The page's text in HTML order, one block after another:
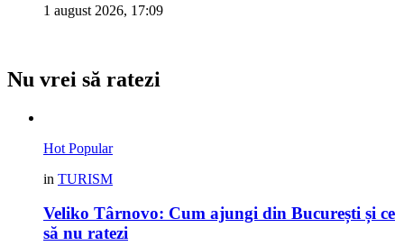
1 august 2026, 17:09
Nu vrei să ratezi
Hot Popular
in TURISM
Veliko Târnovo: Cum ajungi din București și ce
să nu ratezi